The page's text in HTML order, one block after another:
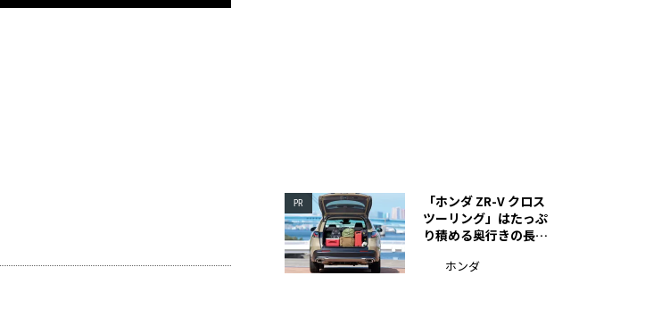
PR
「ホンダ ZR-V クロス
ツーリング」はたっぷ
り積める奥行きの長い
ホンダ